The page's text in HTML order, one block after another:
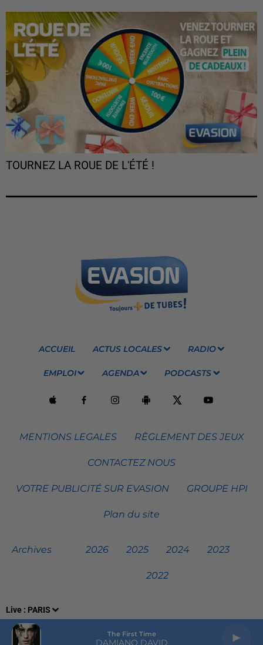
Live : PARIS
The First Time
DAMIANO DAVID
TOURNEZ LA ROUE DE L'ÉTÉ !
ACCUEIL ACTUS LOCALES RADIO
EMPLOI AGENDA PODCASTS
MENTIONS LEGALES RÈGLEMENT DES JEUX
CONTACTEZ NOUS
VOTRE PUBLICITÉ SUR EVASION GROUPE HPI
Plan du site
Archives 2026 2025 2024 2023
2022